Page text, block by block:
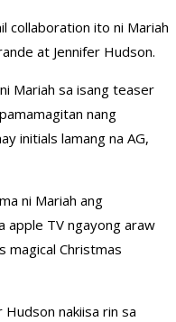
collaboration ito ni Mariah
at Jennifer Hudson.
Mariah sa isang teaser
nang
initials lamang na AG,
ni Mariah ang
apple TV ngayong araw
magical Christmas
Hudson nakiisa rin sa